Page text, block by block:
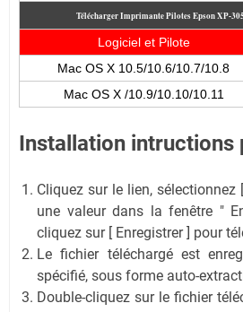
Télécharger Imprimante Pilotes Epson XP-305
Logiciel et Pilote
Mac OS X 10.5/10.6/10.7/10.8
Mac OS X /10.9/10.10/10.11
Installation intructions
Cliquez sur le lien, sélectionnez
une valeur dans la fenêtre "
cliquez sur [ Enregistrer ] pour
Le fichier téléchargé est
spécifié, sous forme auto-
Double-cliquez sur le fichier